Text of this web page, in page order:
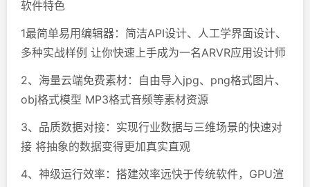
软件特色
1最简单易用编辑器：简洁API设计、人工学界面设计、
多种实战样例 让你快速上手成为一名ARVR应用设计师
2、海量云端免费素材：自由导入jpg、png格式图片、
obj格式模型 MP3格式音频等素材资源
3、品质数据对接：实现行业数据与三维场景的快速对
接 将抽象的数据变得更加真实直观
4、神级运行效率：搭建效率远快于传统软件，GPU渲